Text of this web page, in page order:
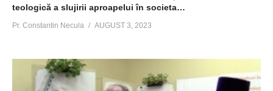
teologică a slujirii aproapelui în societa…
Pr. Constantin Necula AUGUST 3, 2023